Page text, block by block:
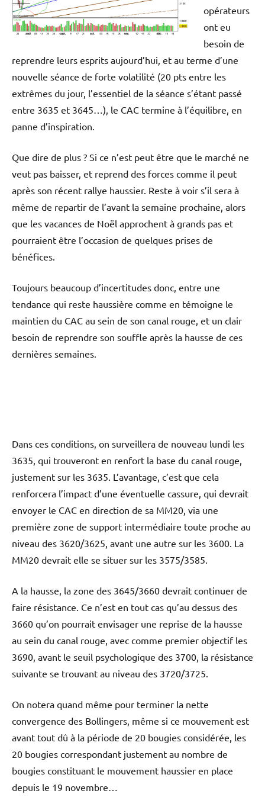
opérateurs
ont eu
besoin de
reprendre leurs esprits aujourd’hui, et au terme d’une
nouvelle séance de forte volatilité (20 pts entre les
extrêmes du jour, l’essentiel de la séance s’étant passé
entre 3635 et 3645…), le CAC termine à l’équilibre, en
panne d’inspiration.
Que dire de plus ? Si ce n’est peut être que le marché ne
veut pas baisser, et reprend des forces comme il peut
après son récent rallye haussier. Reste à voir s’il sera à
même de repartir de l’avant la semaine prochaine, alors
que les vacances de Noël approchent à grands pas et
pourraient être l’occasion de quelques prises de
bénéfices.
Toujours beaucoup d’incertitudes donc, entre une
tendance qui reste haussière comme en témoigne le
maintien du CAC au sein de son canal rouge, et un clair
besoin de reprendre son souffle après la hausse de ces
dernières semaines.
Dans ces conditions, on surveillera de nouveau lundi les
3635, qui trouveront en renfort la base du canal rouge,
justement sur les 3635. L’avantage, c’est que cela
renforcera l’impact d’une éventuelle cassure, qui devrait
envoyer le CAC en direction de sa MM20, via une
première zone de support intermédiaire toute proche au
niveau des 3620/3625, avant une autre sur les 3600. La
MM20 devrait elle se situer sur les 3575/3585.
A la hausse, la zone des 3645/3660 devrait continuer de
faire résistance. Ce n’est en tout cas qu’au dessus des
3660 qu’on pourrait envisager une reprise de la hausse
au sein du canal rouge, avec comme premier objectif les
3690, avant le seuil psychologique des 3700, la résistance
suivante se trouvant au niveau des 3720/3725.
On notera quand même pour terminer la nette
convergence des Bollingers, même si ce mouvement est
avant tout dû à la période de 20 bougies considérée, les
20 bougies correspondant justement au nombre de
bougies constituant le mouvement haussier en place
depuis le 19 novembre…